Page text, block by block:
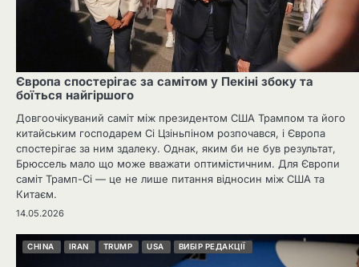
Європа спостерігає за самітом у Пекіні збоку та
боїться найгіршого
Довгоочікуваний саміт між президентом США Трампом та його
китайським господарем Сі Цзіньпіном розпочався, і Європа
спостерігає за ним здалеку. Однак, яким би не був результат,
Брюссель мало що може вважати оптимістичним. Для Європи
саміт Трамп-Сі — це не лише питання відносин між США та
Китаєм.
14.05.2026
CHINA IRAN TRUMP USA ВИБІР РЕДАКЦІЇ